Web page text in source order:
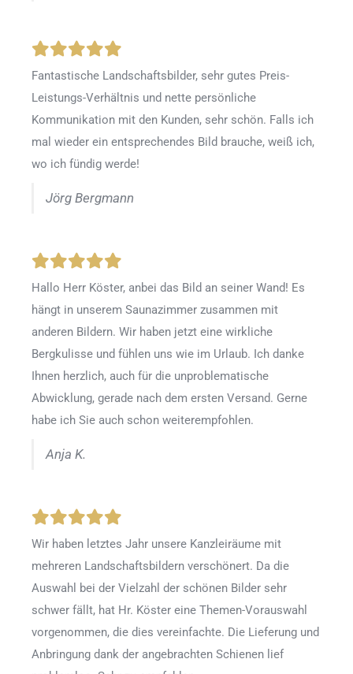
Fantastische Landschaftsbilder, sehr gutes Preis-
Leistungs-Verhältnis und nette persönliche
Kommunikation mit den Kunden, sehr schön. Falls ich
mal wieder ein entsprechendes Bild brauche, weiß ich,
wo ich fündig werde!
Jörg Bergmann
Hallo Herr Köster, anbei das Bild an seiner Wand! Es
hängt in unserem Saunazimmer zusammen mit
anderen Bildern. Wir haben jetzt eine wirkliche
Bergkulisse und fühlen uns wie im Urlaub. Ich danke
Ihnen herzlich, auch für die unproblematische
Abwicklung, gerade nach dem ersten Versand. Gerne
habe ich Sie auch schon weiterempfohlen.
Anja K.
Wir haben letztes Jahr unsere Kanzleiräume mit
mehreren Landschaftsbildern verschönert. Da die
Auswahl bei der Vielzahl der schönen Bilder sehr
schwer fällt, hat Hr. Köster eine Themen-Vorauswahl
vorgenommen, die dies vereinfachte. Die Lieferung und
Anbringung dank der angebrachten Schienen lief